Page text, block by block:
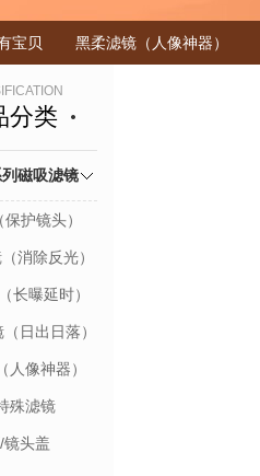
宝贝 黑柔滤镜（人像神器）
分类
磁吸滤镜
护镜头）
消除反光）
长曝延时）
日出日落）
人像神器）
殊滤镜
镜头盖